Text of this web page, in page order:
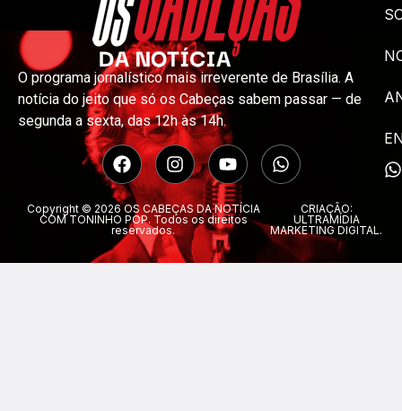
O programa jornalístico mais irreverente de Brasília. A
notícia do jeito que só os Cabeças sabem passar — de
segunda a sexta, das 12h às 14h.
Copyright © 2026 OS CABEÇAS DA NOTÍCIA
COM TONINHO POP. Todos os direitos
reservados.
CRIAÇÃO:
ULTRAMÍDIA
MARKETING DIGITAL.